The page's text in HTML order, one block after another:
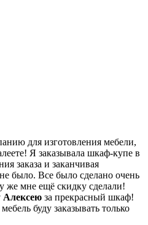
для изготовления мебели,
Я заказывала шкаф-купе в
заказа и заканчивая
было. Все было сделано очень
же мне ещё скидку сделали!
Алексею за прекрасный шкаф!
буду заказывать только